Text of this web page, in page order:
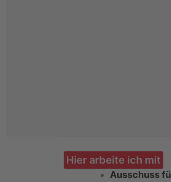
Hier arbeite ich mit
Ausschuss